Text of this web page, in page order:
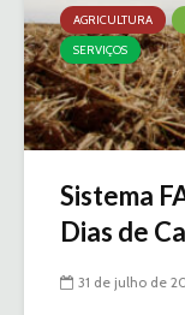
AGRICULTURA
SERVIÇOS
Sistema
Dias de
31 de julho de